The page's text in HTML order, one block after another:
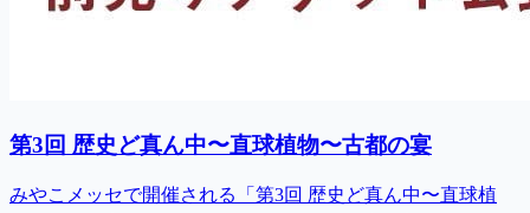
第3回 歴史ど真ん中〜直球植物〜古都の宴
みやこメッセで開催される「第3回 歴史ど真ん中〜直球植